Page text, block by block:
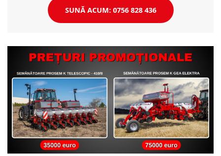
SUNĂ ACUM: 0756 828 436